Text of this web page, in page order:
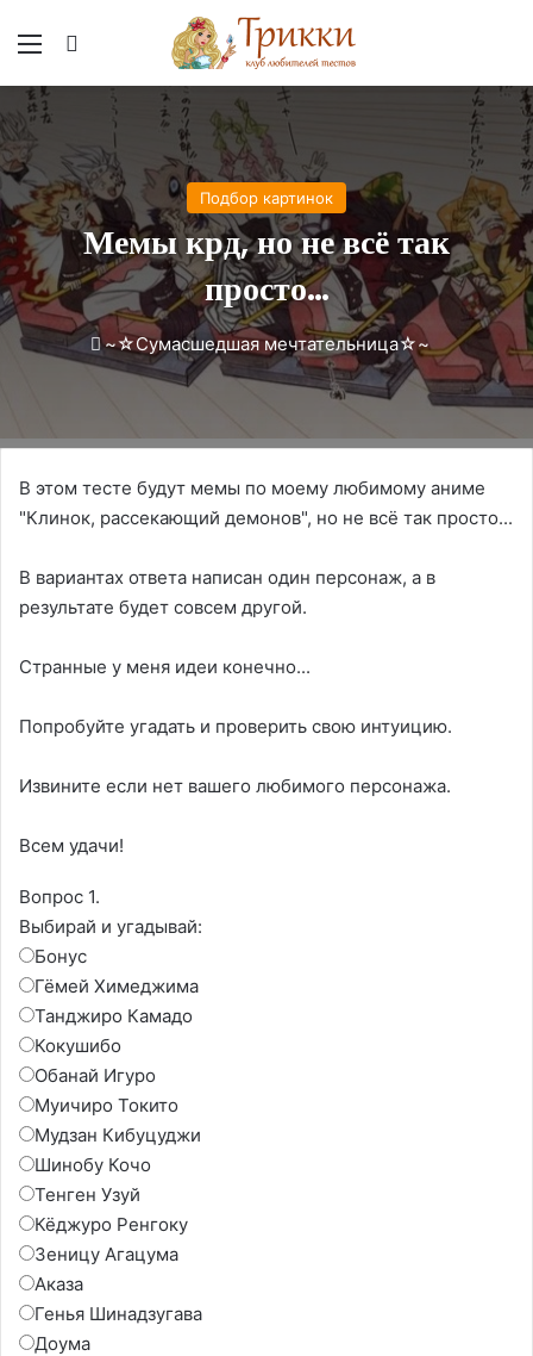
Меню
Подбор картинок
Мемы крд, но не всё так
просто…
~☆Сумасшедшая мечтательница☆~
В этом тесте будут мемы по моему любимому аниме
"Клинок, рассекающий демонов", но не всё так просто...
В вариантах ответа написан один персонаж, а в
результате будет совсем другой.
Странные у меня идеи конечно...
Попробуйте угадать и проверить свою интуицию.
Извините если нет вашего любимого персонажа.
Всем удачи!
Вопрос 1.
Выбирай и угадывай:
Бонус
Гёмей Химеджима
Танджиро Камадо
Кокушибо
Обанай Игуро
Муичиро Токито
Мудзан Кибуцуджи
Шинобу Кочо
Тенген Узуй
Кёджуро Ренгоку
Зеницу Агацума
Аказа
Генья Шинадзугава
Доума